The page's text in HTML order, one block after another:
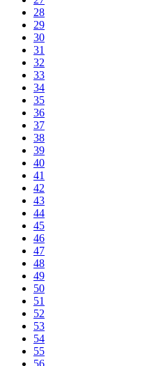
28
29
30
31
32
33
34
35
36
37
38
39
40
41
42
43
44
45
46
47
48
49
50
51
52
53
54
55
56